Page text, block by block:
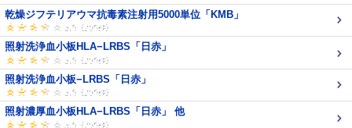
乾燥ジフテリアウマ抗毒素注射用5000単位「KMB」
照射洗浄血小板HLA−LRBS「日赤」
照射洗浄血小板−LRBS「日赤」
照射濃厚血小板HLA−LRBS「日赤」 他